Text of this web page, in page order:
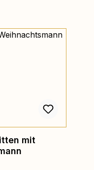
mit
Preis: